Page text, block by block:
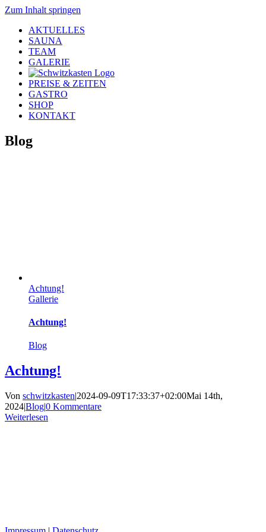
Zum Inhalt springen
AKTUELLES
SAUNA
TEAM
GALERIE
PREISE & ZEITEN
GASTRO
SHOP
KONTAKT
Blog
Achtung!
Gallerie
Achtung!
Blog
Achtung!
Von schwitzkasten|2024-09-09T17:33:37+02:00Mai 14th,
2024|Blog|0 Kommentare
Weiterlesen